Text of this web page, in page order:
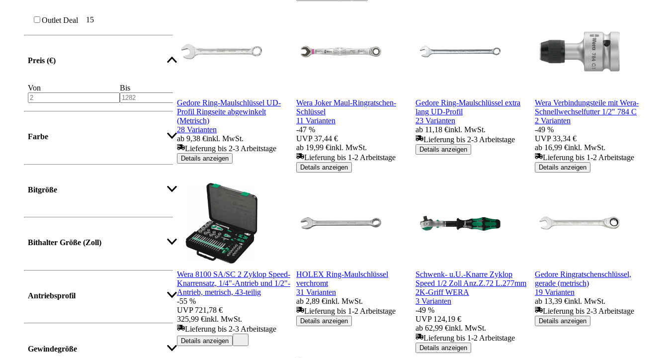
Outlet Deal 15
Preis (€)
Von Bis
Farbe
Bitgröße
Bithalter Größe (Zoll)
Antriebsprofil
Gewindegröße
Gedore Ring-Maulschlüssel UD-
Profil Ringseite abgewinkelt
(Metrisch)
28 Varianten
ab 9,38 €inkl. MwSt.
Lieferung bis 2-3 Arbeitstage
Details anzeigen
Wera Joker Maul-Ringratschen-
Schlüssel
11 Varianten
-47 %
UVP 37,44 €
ab 19,99 €inkl. MwSt.
Lieferung bis 1-2 Arbeitstage
Details anzeigen
Gedore Ring-Maulschlüssel extra
lang UD-Profil
23 Varianten
ab 11,18 €inkl. MwSt.
Lieferung bis 2-3 Arbeitstage
Details anzeigen
Wera Verbindungsteile mit Wera-
Schnellwechselfutter 1/2" 784 C
2 Varianten
-49 %
UVP 33,34 €
ab 16,99 €inkl. MwSt.
Lieferung bis 1-2 Arbeitstage
Details anzeigen
Wera 8100 SA/SC 2 Zyklop Speed-
Knarrensatz, 1/4"-Antrieb und 1/2"-
Antrieb, metrisch, 43-teilig
-55 %
UVP 721,78 €
325,99 €inkl. MwSt.
Lieferung bis 2-3 Arbeitstage
Details anzeigen
HOLEX Ring-Maulschlüssel
verchromt
31 Varianten
ab 2,89 €inkl. MwSt.
Lieferung bis 1-2 Arbeitstage
Details anzeigen
Schwenk- u.U.-Knarre Zyklop
Speed 1/2 Zoll Anz.Z.72 L.277mm
2K-Griff WERA
3 Varianten
-49 %
UVP 124,19 €
ab 62,99 €inkl. MwSt.
Lieferung bis 1-2 Arbeitstage
Details anzeigen
Gedore Ringratschenschlüssel,
gerade (metrisch)
19 Varianten
ab 13,39 €inkl. MwSt.
Lieferung bis 2-3 Arbeitstage
Details anzeigen